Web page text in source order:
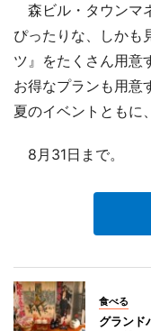
森ビル・タウンマ
ぴったりな、しかも
ツ』をたくさん用意
お得なプランも用意
夏のイベントともに
8月31日まで。
食べる
グランド